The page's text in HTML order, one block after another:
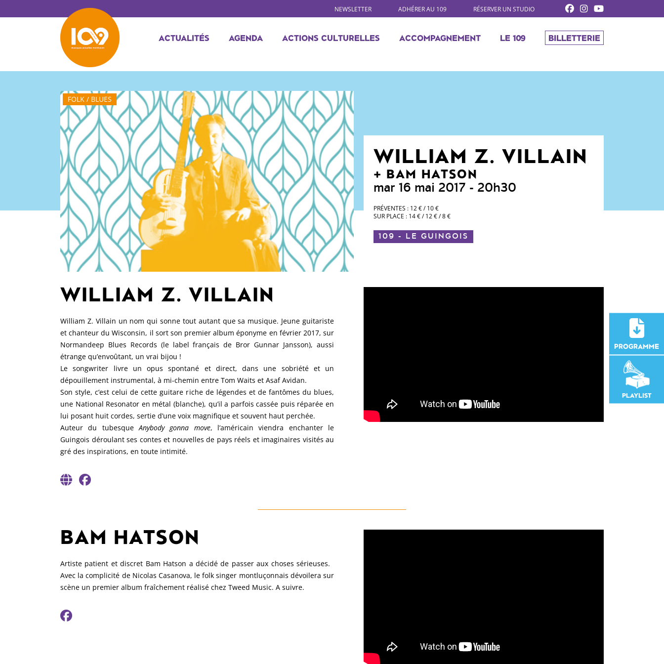
NEWSLETTER ADHÉRER AU 109 RÉSERVER UN STUDIO
ACTUALITÉS AGENDA ACTIONS CULTURELLES ACCOMPAGNEMENT LE 109 BILLETTERIE
FOLK / BLUES
WILLIAM Z. VILLAIN
BAM HATSON
mar 16 mai 2017 - 20h30
PRÉVENTES : 12 € / 10 €
SUR PLACE : 14 € / 12 € / 8 €
109 - LE GUINGOIS
WILLIAM Z. VILLAIN
William Z. Villain un nom qui sonne tout autant que sa musique. Jeune guitariste
et chanteur du Wisconsin, il sort son premier album éponyme en février 2017, sur
Normandeep Blues Records (le label français de Bror Gunnar Jansson), aussi
étrange qu’envoûtant, un vrai bijou !
Le songwriter livre un opus spontané et direct, dans une sobriété et un
dépouillement instrumental, à mi-chemin entre Tom Waits et Asaf Avidan.
Son style, c’est celui de cette guitare riche de légendes et de fantômes du blues,
une National Resonator en métal (blanche), qu’il a parfois cassée puis réparée en
lui posant huit cordes, sertie d’une voix magnifique et souvent haut perchée.
Auteur du tubesque Anybody gonna move, l’américain viendra enchanter le
Guingois déroulant ses contes et nouvelles de pays réels et imaginaires visités au
gré des inspirations, en toute intimité.
BAM HATSON
Artiste patient et discret Bam Hatson a décidé de passer aux choses sérieuses.
Avec la complicité de Nicolas Casanova, le folk singer montluçonnais dévoilera sur
scène un premier album fraîchement réalisé chez Tweed Music. A suivre.
PROGRAMME
PLAYLIST